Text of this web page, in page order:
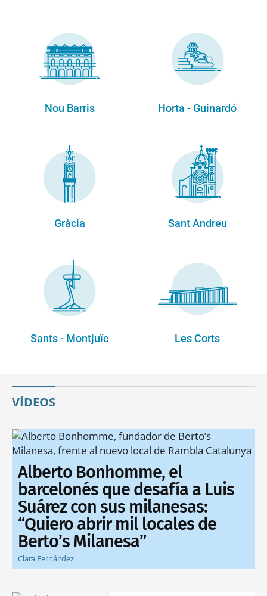
Nou Barris Horta - Guinardó
Gràcia Sant Andreu
Sants - Montjuïc Les Corts
VÍDEOS
Alberto Bonhomme, el
barcelonés que desafía a Luis
Suárez con sus milanesas:
“Quiero abrir mil locales de
Berto’s Milanesa”
Clara Fernández